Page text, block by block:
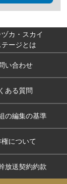
ヅカ・スカイ
テージとは
い合わせ
ある質問
の編集の基準
について
放送契約約款